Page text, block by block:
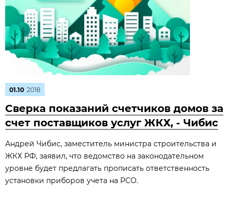
01.10 2018
Сверка показаний счетчиков домов за
счет поставщиков услуг ЖКХ, - Чибис
Андрей Чибис, заместитель министра строительства и
ЖКХ РФ, заявил, что ведомство на законодательном
уровне будет предлагать прописать ответственность
установки приборов учета на РСО.